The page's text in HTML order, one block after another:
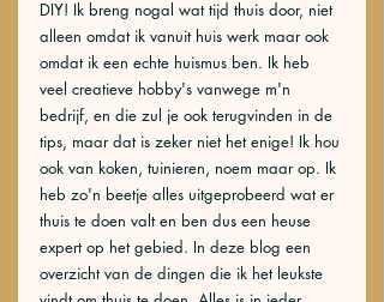
DIY! Ik breng nogal wat tijd thuis door, niet
alleen omdat ik vanuit huis werk maar ook
omdat ik een echte huismus ben. Ik heb
veel creatieve hobby's vanwege m'n
bedrijf, en die zul je ook terugvinden in de
tips, maar dat is zeker niet het enige! Ik hou
ook van koken, tuinieren, noem maar op. Ik
heb zo'n beetje alles uitgeprobeerd wat er
thuis te doen valt en ben dus een heuse
expert op het gebied. In deze blog een
overzicht van de dingen die ik het leukste